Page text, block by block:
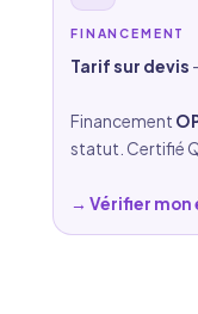
FINANCEMENT
Tarif sur devis
Financement
statut. Certifié
→ Vérifier